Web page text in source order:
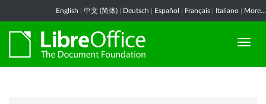
English 中文 (简体) Deutsch Español Français Italiano More...